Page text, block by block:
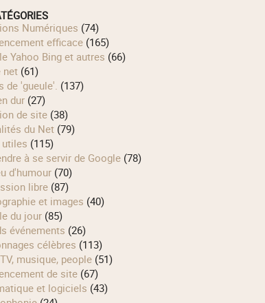
Numériques (74)
efficace(165)
Yahoo Bing et autres (66)
net(61)
de 'gueule'. (137)
dur(27)
de site(38)
du Net(79)
utiles (115)
à se servir de Google(78)
d'humour(70)
libre(87)
et images (40)
du jour(85)
événements (26)
célèbres (113)
TV, musique, people(51)
de site(67)
et logiciels (43)